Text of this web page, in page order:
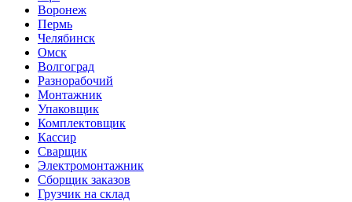
Воронеж
Пермь
Челябинск
Омск
Волгоград
Разнорабочий
Монтажник
Упаковщик
Комплектовщик
Кассир
Сварщик
Электромонтажник
Сборщик заказов
Грузчик на склад